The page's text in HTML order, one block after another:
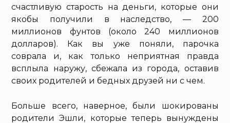
счастливую старость на деньги, которые они
якобы получили в наследство, — 200
миллионов фунтов (около 240 миллионов
долларов). Как вы уже поняли, парочка
соврала и, как только неприятная правда
всплыла наружу, сбежала из города, оставив
своих родителей и бедных друзей ни с чем.
Больше всего, наверное, были шокированы
родители Эшли, которые теперь вынуждены